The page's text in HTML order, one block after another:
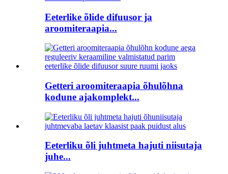
Eeterlike õlide difuusor ja
aroomiteraapia...
Getteri aroomiteraapia õhulõhna
kodune ajakomplekt...
Eeterliku õli juhtmeta hajuti niisutaja
juhe...